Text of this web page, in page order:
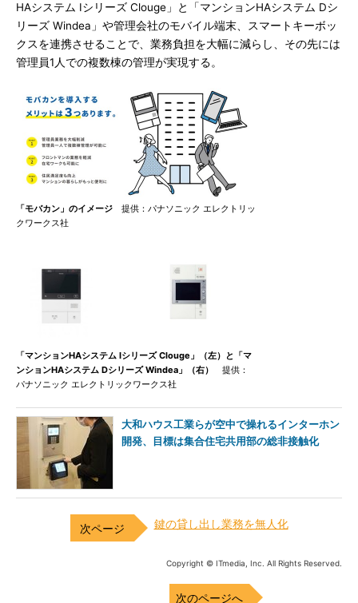
HAシステム Iシリーズ Clouge」と「マンションHAシステム Dシ
リーズ Windea」や管理会社のモバイル端末、スマートキーボッ
クスを連携させることで、業務負担を大幅に減らし、その先には
管理員1人での複数棟の管理が実現する。
「モバカン」のイメージ 提供：パナソニック エレクトリッ
クワークス社
「マンションHAシステム Iシリーズ Clouge」（左）と「マ
ンションHAシステム Dシリーズ Windea」（右）
提供：
パナソニック エレクトリックワークス社
大和ハウス工業らが空中で操れるインターホン
開発、目標は集合住宅共用部の総非接触化
鍵の貸し出し業務を無人化
Copyright © ITmedia, Inc. All Rights Reserved.
次のページへ